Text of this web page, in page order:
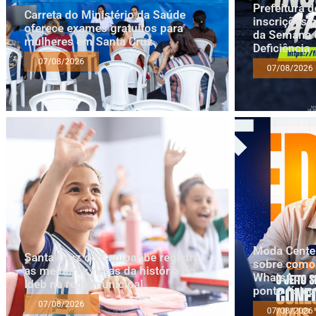
Carreta do Ministério da Saúde
oferece exames gratuitos para
mulheres em Santa Cruz
07/08/2026
Prefeitura
inscrições
da Semana
Deficiência
07/08/2026
Santa Cruz do Capibaribe registra
as melhores notas da história do
Ideb na rede municipal
07/08/2026
Moda
sobre
WhatsApp
ponto
07/08/2026